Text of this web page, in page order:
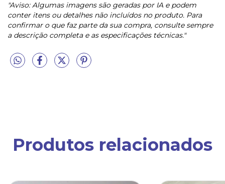
"Aviso: Algumas imagens são geradas por IA e podem
conter itens ou detalhes não incluídos no produto. Para
confirmar o que faz parte da sua compra, consulte sempre
a descrição completa e as especificações técnicas."
Produtos relacionados